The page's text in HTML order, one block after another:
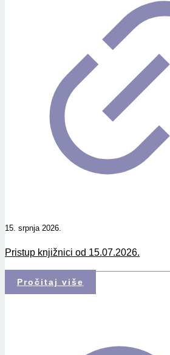
15. srpnja 2026.
Pristup knjižnici od 15.07.2026.
Pročitaj više